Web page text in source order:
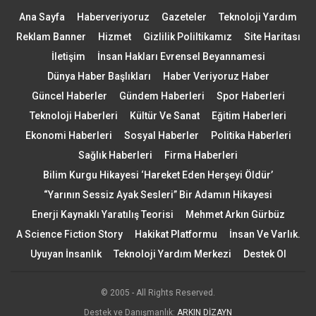
birkaç kendi kendini test etme sonucu elde edildi.
Örneğin, tüm kübit durumlarının kendi kendini
test edebileceği biliniyor, ancak henüz tüm olası
maksimum dolanık durumlarına karşılık gelen
testler tam olarak karakterize edilmiştir.
IPhT teorik fizikçileri Victor Barizien ve Jean-
ölçerken elde edilen istatistikleri tam ve kesin
olarak tanımlamanın da mümkün olduğunu
gösterdi.
Araştırmacılar, “Fikir, kısmen dolanık durumların
istatistiklerini, maksimum dolanıklıkta
anladıklarımızla tanımlamaktı. Verimli bir fiziksel
Ana Sayfa Haberveriyoruz Gazeteler
Teknoloji Yardım
Reklam Banner
Hizmet Gizlilik Poliltikamız
Site Haritası
İletişim
İnsan Hakları Evrensel Beyannamesi
Dünya Haber Başlıkları
Haber Veriyoruz Haber
Güncel Haberler
Gündem Haberleri
Spor Haberleri
Teknoloji Haberleri
Kültür Ve Sanat
Eğitim Haberleri
Ekonomi Haberleri
Sosyal Haberler
Politika Haberleri
Sağlık Haberleri
Firma Haberleri
Bilim Kurgu Hikayesi ‘Hareket Eden Herşeyi Öldür’
“Yarının Sessiz Ayak Sesleri” Bir Adamın Hikayesi
Enerji Kaynaklı Yaratılış Teorisi
Mehmet Arkın Gürbüz
A Science Fiction Story
Hakikat Platformu
İnsan Ve Varlık.
Uyuyan İnsanlık
Teknoloji Yardım Merkezi Destek Ol
© 2005 - All Rights Reserved.
Destek ve Danışmanlık: ARKIN DİZAYN